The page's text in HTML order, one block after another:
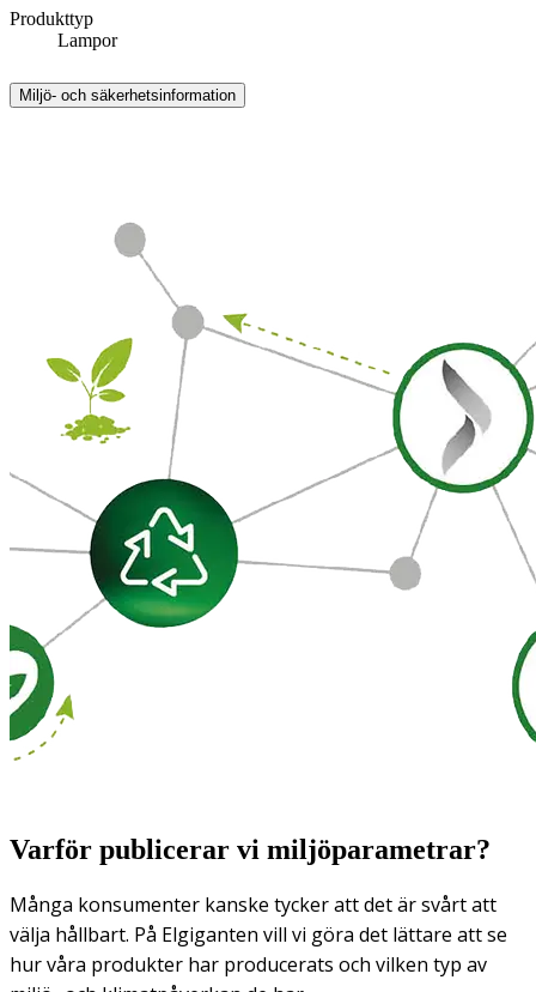
Produkttyp
Lampor
Miljö- och säkerhetsinformation
Varför publicerar vi miljöparametrar?
Många konsumenter kanske tycker att det är svårt att
välja hållbart. På Elgiganten vill vi göra det lättare att se
hur våra produkter har producerats och vilken typ av